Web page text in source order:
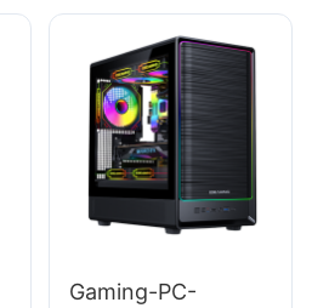
Gaming-PC-